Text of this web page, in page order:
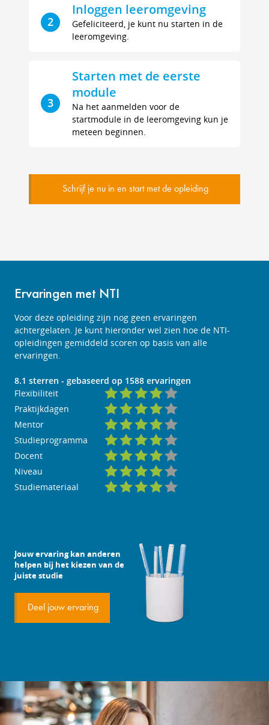
2
Inloggen leeromgeving
Gefeliciteerd, je kunt nu starten in de
leeromgeving.
3
Starten met de eerste
module
Na het aanmelden voor de
startmodule in de leeromgeving kun je
meteen beginnen.
Schrijf je nu in en start met de opleiding
Ervaringen met NTI
Voor deze opleiding zijn nog geen ervaringen
achtergelaten. Je kunt hieronder wel zien hoe de NTI-
opleidingen gemiddeld scoren op basis van alle
ervaringen.
8.1 sterren - gebaseerd op 1588 ervaringen
Flexibiliteit
Praktijkdagen
Mentor
Studieprogramma
Docent
Niveau
Studiemateriaal
Jouw ervaring kan anderen
helpen bij het kiezen van de
juiste studie
Deel jouw ervaring